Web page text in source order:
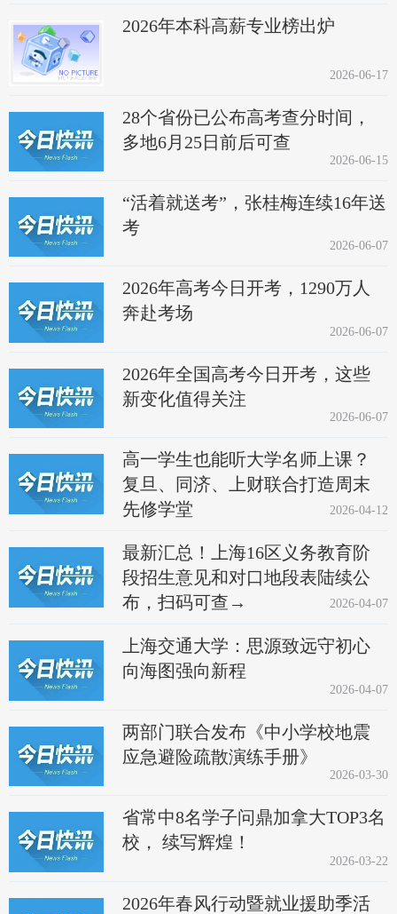
2026年本科高薪专业榜出炉
2026-06-17
28个省份已公布高考查分时间，
多地6月25日前后可查
2026-06-15
“活着就送考”，张桂梅连续16年送
考
2026-06-07
2026年高考今日开考，1290万人
奔赴考场
2026-06-07
2026年全国高考今日开考，这些
新变化值得关注
2026-06-07
高一学生也能听大学名师上课？
复旦、同济、上财联合打造周末
先修学堂
2026-04-12
最新汇总！上海16区义务教育阶
段招生意见和对口地段表陆续公
布，扫码可查→
2026-04-07
上海交通大学：思源致远守初心
向海图强向新程
2026-04-07
两部门联合发布《中小学校地震
应急避险疏散演练手册》
2026-03-30
省常中8名学子问鼎加拿大TOP3名
校， 续写辉煌！
2026-03-22
2026年春风行动暨就业援助季活